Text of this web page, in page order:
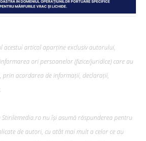
acestui articol aparține exclusiv autorului,
ori persoanelor (fizice/juridice) care au
acordarea de informații, declarații,
nu își asumă răspunderea pentru
de autori, cu atât mai mult a celor ce au